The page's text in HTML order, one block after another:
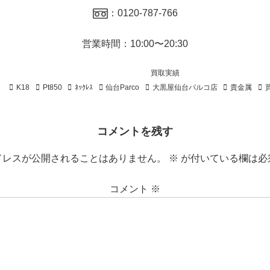
：0120-787-766
営業時間：10:00〜20:30
買取実績
K18 Pt850 ﾈｯｸﾚｽ 仙台Parco 大黒屋仙台パルコ店 貴金属
コメントを残す
レスが公開されることはありません。 ※ が付いている欄は
コメント ※